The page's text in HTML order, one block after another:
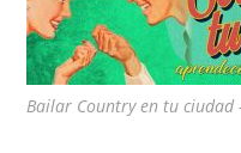
Bailar Country en tu ciudad